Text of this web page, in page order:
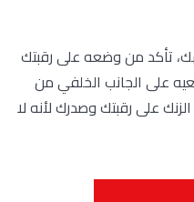
تأكد من وضعه على رقبتك
على الجانب الخلفي من
على رقبتك وصدرك لأنه لا